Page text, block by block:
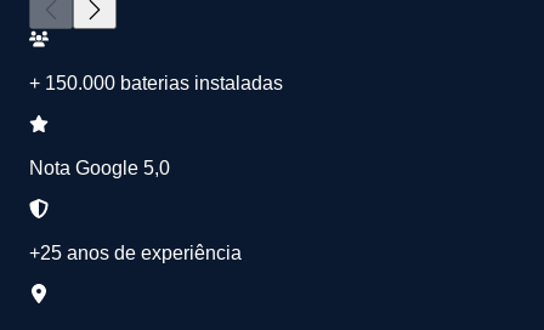
+ 150.000 baterias instaladas
Nota Google 5,0
+25 anos de experiência